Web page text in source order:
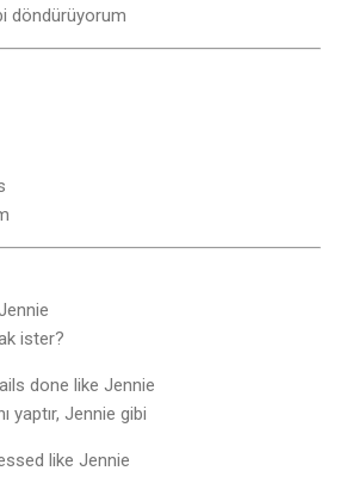
döndürüyorum
ister?
done like Jennie
yaptır, Jennie gibi
like Jennie